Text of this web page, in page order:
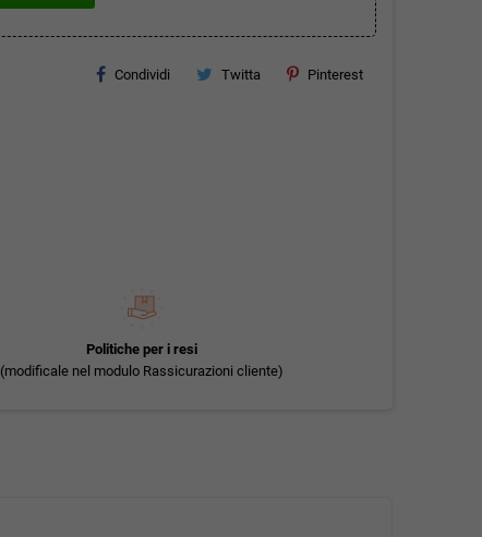
Condividi Twitta Pinterest
Politiche per i resi
(modificale nel modulo Rassicurazioni cliente)